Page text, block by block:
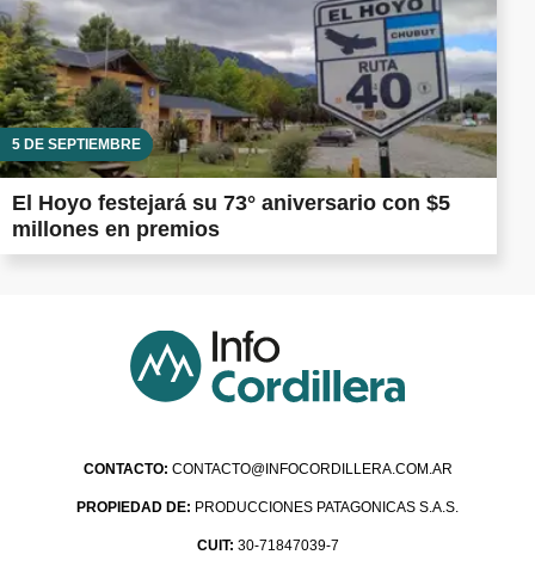
5 DE SEPTIEMBRE
El Hoyo festejará su 73° aniversario con $5
millones en premios
CONTACTO: CONTACTO@INFOCORDILLERA.COM.AR
PROPIEDAD DE: PRODUCCIONES PATAGONICAS S.A.S.
CUIT: 30-71847039-7